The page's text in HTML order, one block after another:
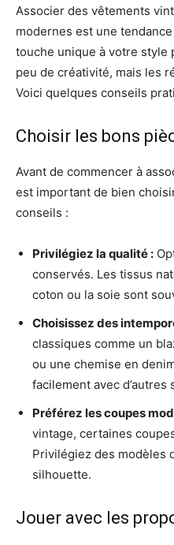
Associer des vêtements
modernes est une
touche unique à votre style
peu de créativité, mais les
Voici quelques conseils
Choisir les bons
Avant de commencer à
est important de bien
conseils :
Privilégiez la qualité :
conservés. Les tissus
coton ou la soie sont
Choisissez des
classiques comme un
ou une chemise en
facilement avec d’autres
Préférez les coupes
vintage, certaines
Privilégiez des modèles
silhouette.
Jouer avec les